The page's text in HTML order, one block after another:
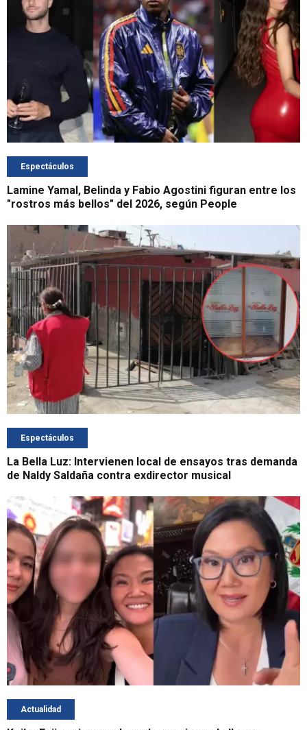
Espectáculos
Lamine Yamal, Belinda y Fabio Agostini figuran entre los
"rostros más bellos" del 2026, según People
Espectáculos
La Bella Luz: Intervienen local de ensayos tras demanda
de Naldy Saldaña contra exdirector musical
Actualidad